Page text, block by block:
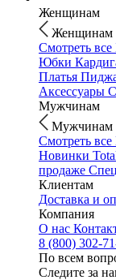
Женщинам
Женщинам
Смотреть все
Юбки
Платья
Аксессуары
Мужчинам
Мужчинам
Смотреть все
Новинки
продаже
Клиентам
Доставка и
Компания
О нас
8 (800) 302-
По всем
Следите за